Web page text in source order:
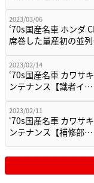
2023/03/06
‘70s国産名車 ホンダ
席巻した量産初の並
2023/02/14
‘70s国産名車 カワサ
ンテナンス【識者イ…
2023/02/11
‘70s国産名車 カワサ
ンテナンス【補修部…